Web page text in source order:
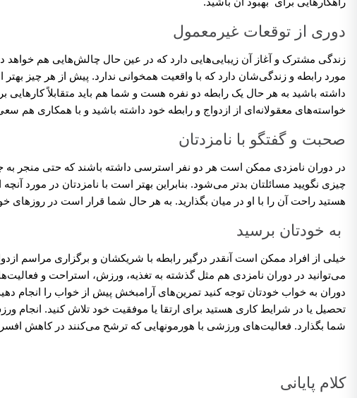
دوری از توقعات غیرمعمول
زندگی مشترک و آغاز آن زیبایی‌هایی دارد که در عین حال چالش‌هایی هم خواهد
مورد رابطه و زندگی‌شان دارد که با واقعیت همخوانی ندارد. پیش از هر چیز
داشته باشید به هر حال یک رابطه دو نفره هست و شما هم باید متقابلاً
خواسته‌های معقولانه‌ای از ازدواج و رابطه خود داشته باشید و با همکاری هم
صحبت و گفتگو با نامزدتان
در دوران نامزدی ممکن است هر دو نفر استرسی داشته باشند که حتی منجر به
چیزی نگویید مسائلتان بدتر می‌شود. بنابراین بهتر است با نامزدتان در مورد
هستید راحت آن را با او در میان بگذارید. به هر حال شما قرار است در
به خودتان برسید
خیلی از افراد ممکن است آنقدر درگیر رابطه با شریکشان و برگزاری مراسم
می‌توانید در دوران نامزدی هم مثل گذشته به تغذیه، ورزش، استراحت و
دوران به خواب خودتان توجه کنید تمرین‌های آرامبخش پیش از خواب را انجام
تحصیل یا در شرایط کاری هستید برای ارتقا یا موفقیت خود تلاش کنید. انجام
شما بگذارد. فعالیت‌های ورزشی با هورمونهایی که ترشح می‌کنند در کاهش
کلام پایانی